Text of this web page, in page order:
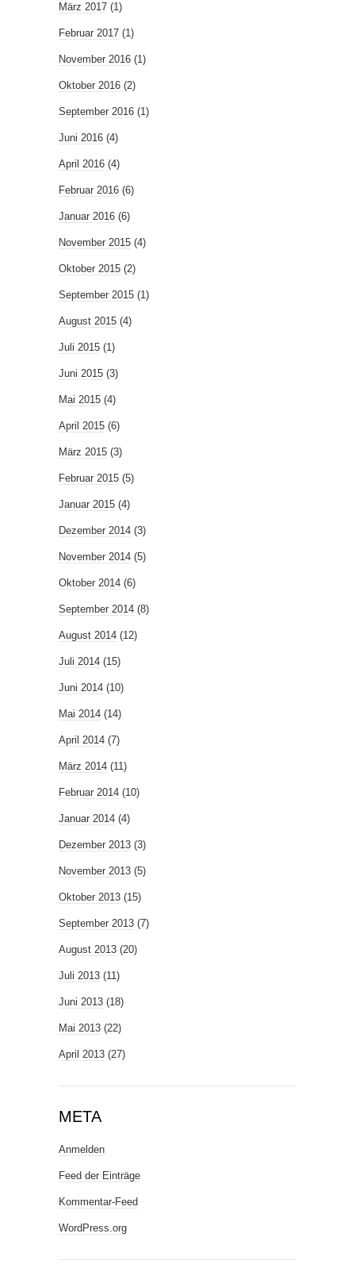
März 2017 (1)
Februar 2017 (1)
November 2016 (1)
Oktober 2016 (2)
September 2016 (1)
Juni 2016 (4)
April 2016 (4)
Februar 2016 (6)
Januar 2016 (6)
November 2015 (4)
Oktober 2015 (2)
September 2015 (1)
August 2015 (4)
Juli 2015 (1)
Juni 2015 (3)
Mai 2015 (4)
April 2015 (6)
März 2015 (3)
Februar 2015 (5)
Januar 2015 (4)
Dezember 2014 (3)
November 2014 (5)
Oktober 2014 (6)
September 2014 (8)
August 2014 (12)
Juli 2014 (15)
Juni 2014 (10)
Mai 2014 (14)
April 2014 (7)
März 2014 (11)
Februar 2014 (10)
Januar 2014 (4)
Dezember 2013 (3)
November 2013 (5)
Oktober 2013 (15)
September 2013 (7)
August 2013 (20)
Juli 2013 (11)
Juni 2013 (18)
Mai 2013 (22)
April 2013 (27)
META
Anmelden
Feed der Einträge
Kommentar-Feed
WordPress.org